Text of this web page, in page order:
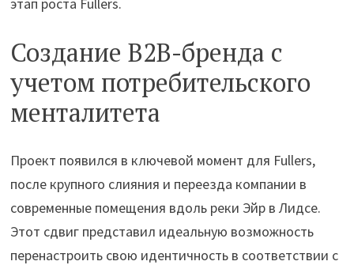
Создание B2B-бренда с
учетом потребительского
менталитета
Проект появился в ключевой момент для Fullers,
после крупного слияния и переезда компании в
современные помещения вдоль реки Эйр в Лидсе.
Этот сдвиг представил идеальную возможность
перенастроить свою идентичность в соответствии с